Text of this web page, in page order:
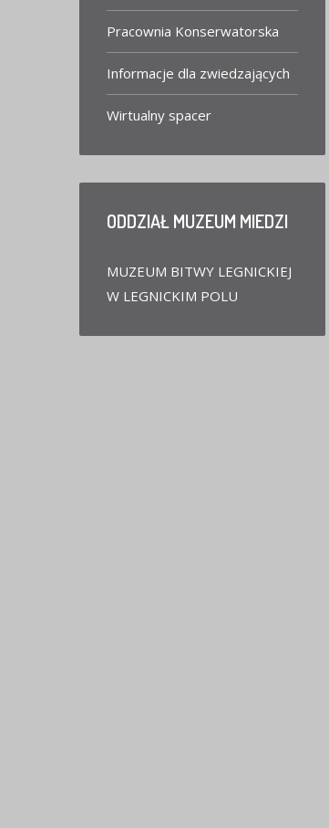
Pracownia Konserwatorska
Informacje dla zwiedzających
Wirtualny spacer
ODDZIAŁMUZEUM MIEDZI
MUZEUM BITWY LEGNICKIEJ
W LEGNICKIM POLU